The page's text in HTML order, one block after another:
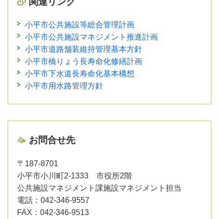
小平市公共施設等総合管理計画
小平市公共施設マネジメント推進計画
小平市道路舗装維持管理基本方針
小平市橋りょう長寿命化修繕計画
小平市下水道長寿命化基本構想
小平市用水路管理方針
お問合せ先
〒187-8701
小平市小川町2-1333 市役所2階
公共施設マネジメント課施設マネジメント担当
電話： 042-346-9557
FAX： 042-346-9513